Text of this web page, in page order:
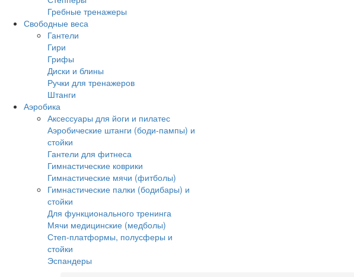
Гребные тренажеры
Свободные веса
Гантели
Гири
Грифы
Диски и блины
Ручки для тренажеров
Штанги
Аэробика
Аксессуары для йоги и пилатес
Аэробические штанги (боди-пампы) и
стойки
Гантели для фитнеса
Гимнастические коврики
Гимнастические мячи (фитболы)
Гимнастические палки (бодибары) и
стойки
Для функционального тренинга
Мячи медицинские (медболы)
Степ-платформы, полусферы и
стойки
Эспандеры